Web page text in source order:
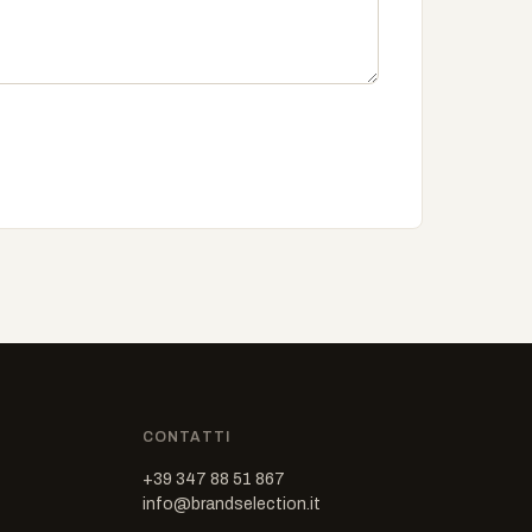
CONTATTI
+39 347 88 51 867
info@brandselection.it